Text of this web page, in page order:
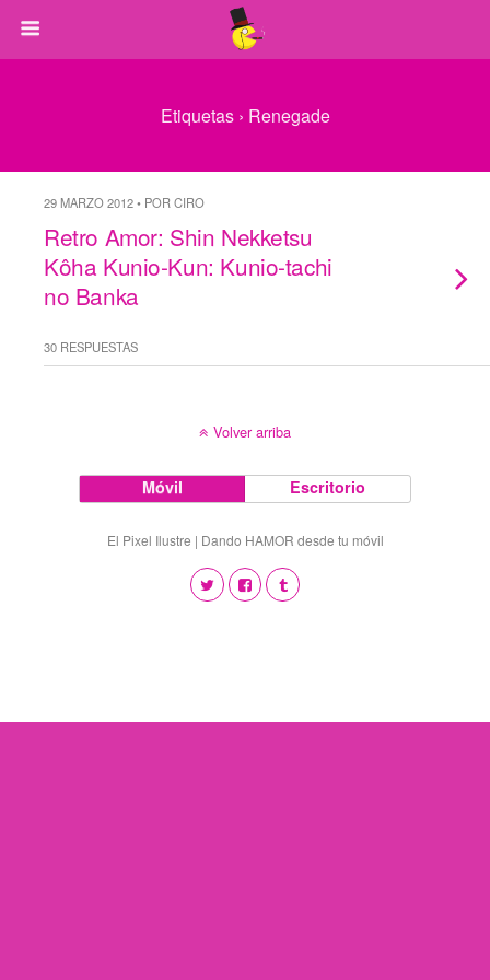
Etiquetas › Renegade
29 MARZO 2012 • POR CIRO
Retro Amor: Shin Nekketsu
Kôha Kunio-Kun: Kunio-tachi
no Banka
30 RESPUESTAS
Volver arriba
Móvil Escritorio
El Pixel Ilustre | Dando HAMOR desde tu móvil